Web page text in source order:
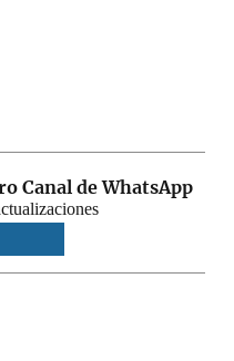
Canal de WhatsApp